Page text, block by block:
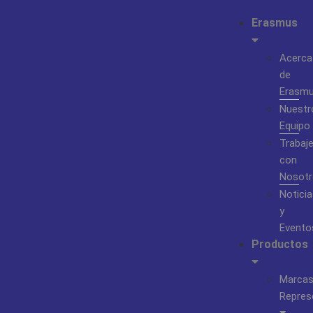
Erasmus
Acerca
de
Equipo
Trabaje
con
y
Productos
Marcas